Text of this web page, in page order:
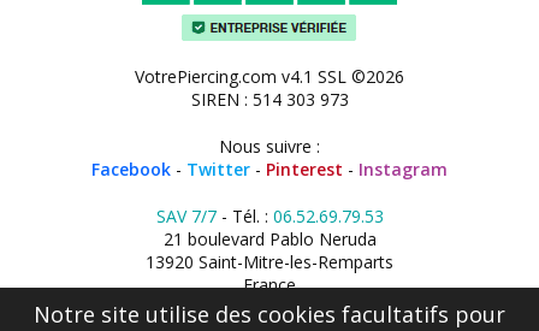
VotrePiercing.com v4.1 SSL ©2026
SIREN : 514 303 973
Nous suivre :
Facebook - Twitter - Pinterest - Instagram
SAV 7/7- Tél. : 06.52.69.79.53
21 boulevard Pablo Neruda
13920 Saint-Mitre-les-Remparts
France
Notre site utilise des cookies facultatifs pour